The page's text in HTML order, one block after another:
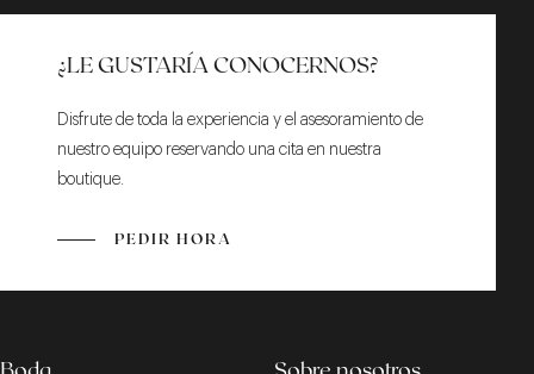
¿LE GUSTARÍA CONOCERNOS?
Disfrute de toda la experiencia y el asesoramiento de
nuestro equipo reservando una cita en nuestra
boutique.
PEDIR HORA